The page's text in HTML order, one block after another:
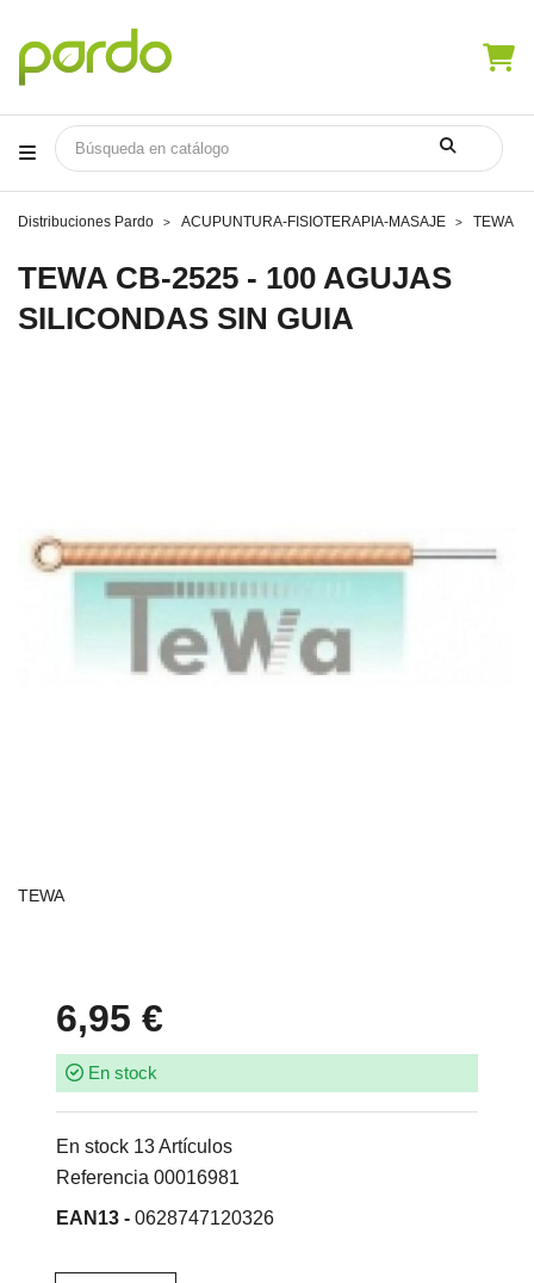
Distribuciones Pardo ACUPUNTURA-FISIOTERAPIA-MASAJE TEWA
TEWA CB-2525 - 100 AGUJAS
SILICONDAS SIN GUIA
TEWA
6,95 €
En stock
En stock 13 Artículos
Referencia 00016981
EAN13 - 0628747120326